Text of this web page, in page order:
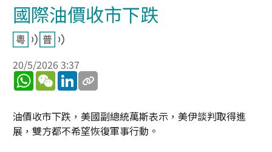
國際油價收市下跌
20/5/2026 3:37
WhatsApp
WeChatLinkedIn
油價收市下跌，美國副總統萬斯表示，美伊談判取得進
展，雙方都不希望恢復軍事行動。